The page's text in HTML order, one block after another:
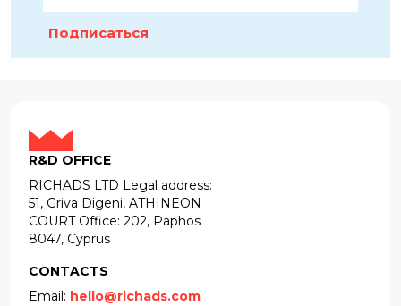
Подписаться
R&D OFFICE
RICHADS LTD Legal address:
51, Griva Digeni, ATHINEON
COURT Office: 202, Paphos
8047, Cyprus
CONTACTS
Email: hello@richads.com